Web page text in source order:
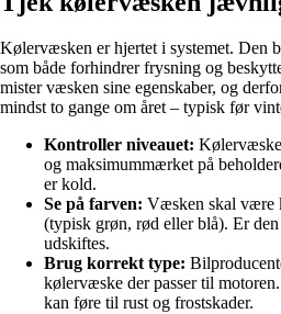
Kølervæsken er hjertet i systemet. Den
som både forhindrer frysning og
mister væsken sine egenskaber, og
mindst to gange om året – typisk før
Kontroller niveauet:
og maksimummærket på
er kold.
Se på farven: Væsken skal være
(typisk grøn, rød eller blå). Er
udskiftes.
Brug korrekt type:
kølervæske der passer til
kan føre til rust og frostskader.